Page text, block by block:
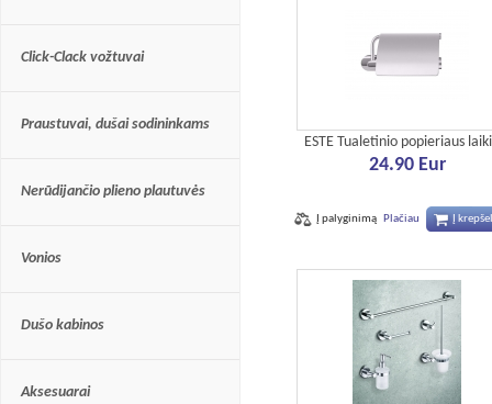
Click-Clack vožtuvai
Praustuvai, dušai sodininkams
Nerūdijančio plieno plautuvės
Vonios
Dušo kabinos
Aksesuarai
ESTE Tualetinio popieriaus
24.90 Eur
Į palyginimą Plačiau Į